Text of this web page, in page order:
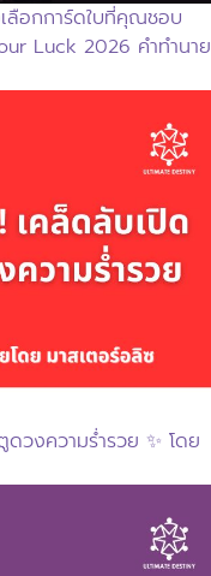
อกการ์ดใบที่คุณชอบ
Luck 2026 คำทำนาย
วงความร่ำรวย ✨ โดย